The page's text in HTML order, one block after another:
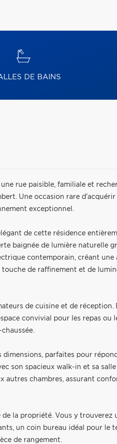
DE BAINS
rue paisible, familiale et
Une occasion rare
exceptionnel.
de cette résidence
baignée de lumière naturelle
contemporain, créant
de raffinement et de
de cuisine et de réception.
convivial pour les repas ou
parfaites pour
son spacieux walk-in et sa
autres chambres, assurant
la propriété. Vous y trouverez
un coin bureau idéal pour le
de rangement.